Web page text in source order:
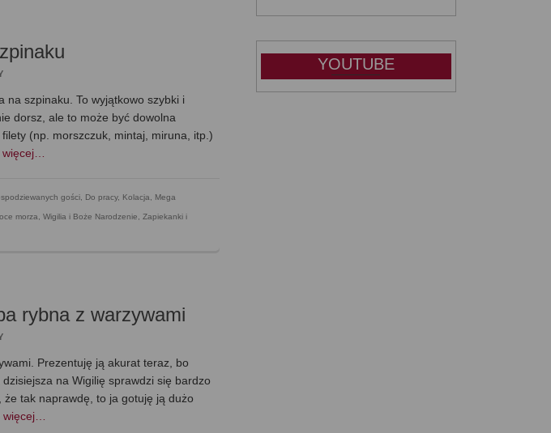
na szpinaku. To wyjątkowo szybki i
dorsz, ale to może być dowolna
(np. morszczuk, mintaj, miruna, itp.)
więcej…
gości, Do pracy, Kolacja, Mega
morza, Wigilia i Boże Narodzenie, Zapiekanki i
rybna z warzywami
Prezentuję ją akurat teraz, bo
na Wigilię sprawdzi się bardzo
tak naprawdę, to ja gotuję ją dużo
więcej…
YOUTUBE